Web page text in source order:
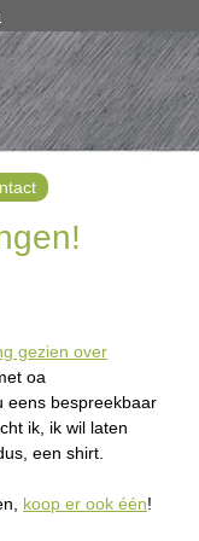
gezien over
oa
eens bespreekbaar
ik, ik wil laten
een shirt.
koop er ook één!